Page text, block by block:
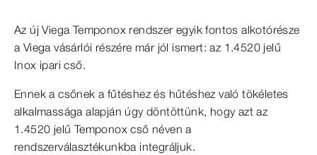
Az új Viega Temponox rendszer egyik fontos alkotórésze
a Viega vásárlói részére már jól ismert: az 1.4520 jelű
Inox ipari cső.
Ennek a csőnek a fűtéshez és hűtéshez való tökéletes
alkalmassága alapján úgy döntöttünk, hogy azt az
1.4520 jelű Temponox cső néven a
rendszerválasztékunkba integráljuk.